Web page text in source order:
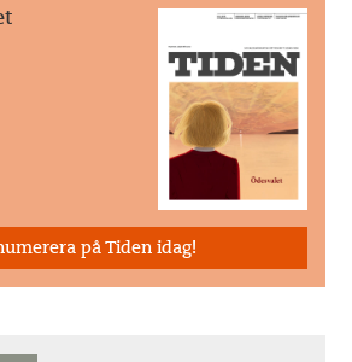
på Tiden idag!